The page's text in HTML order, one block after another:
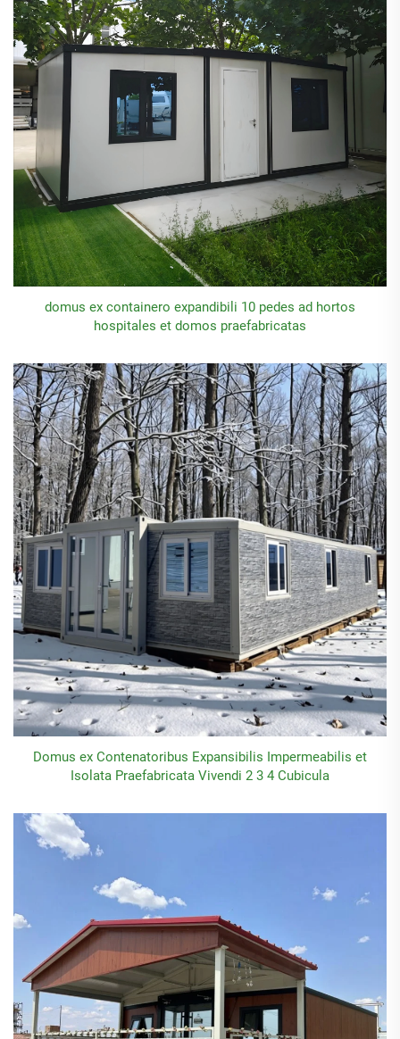
domus ex containero expandibili 10 pedes ad hortos
hospitales et domos praefabricatas
Domus ex Contenatoribus Expansibilis Impermeabilis et
Isolata Praefabricata Vivendi 2 3 4 Cubicula